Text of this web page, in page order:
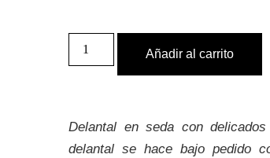
Añadir al carrito
Delantal en seda con
delantal se hace bajo pedido